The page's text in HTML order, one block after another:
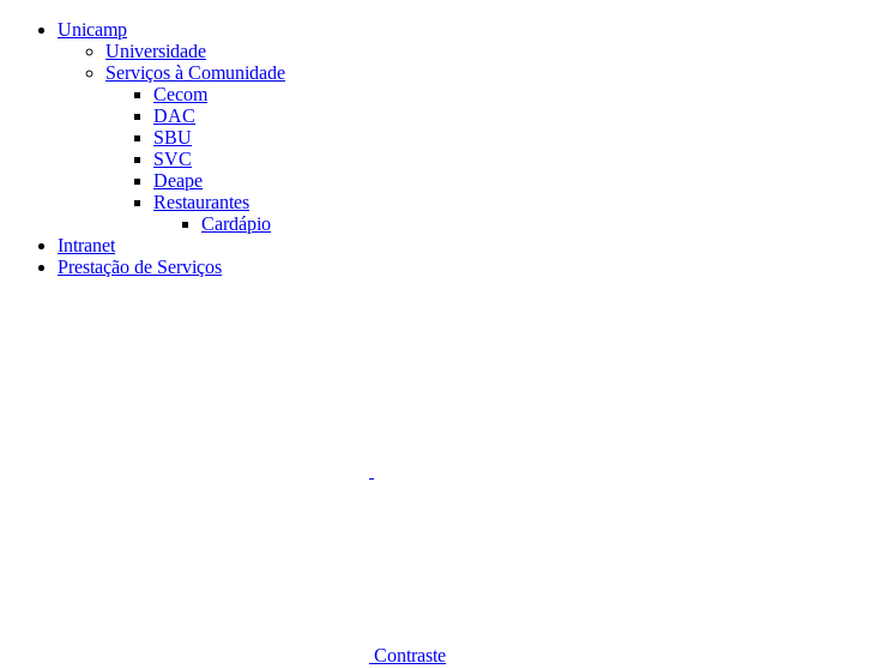
Conteúdo principal
Unicamp
Universidade
Serviços à Comunidade
Cecom
DAC
SBU
SVC
Deape
Restaurantes
Cardápio
Intranet
Prestação de Serviços
Contraste